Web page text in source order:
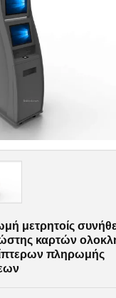
μετρητοίς
καρτών
πληρωμής